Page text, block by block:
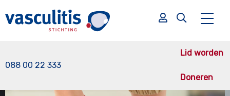
088 00 22 333
Lid worden
Doneren
Zoek